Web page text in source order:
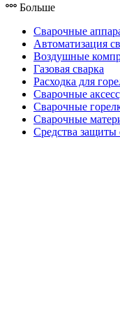
Больше
Сварочные
Автоматизация
Воздушные
Газовая сварка
Расходка для
Сварочные
Сварочные
Сварочные
Средства защиты